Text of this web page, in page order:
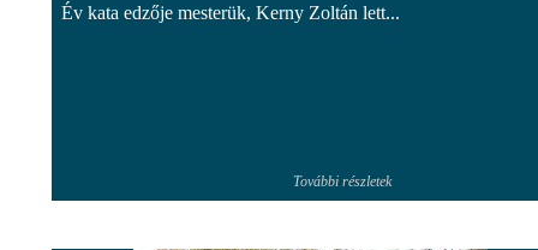
Év kata edzője mesterük, Kerny Zoltán lett...
További részletek